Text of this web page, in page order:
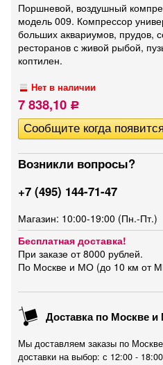
Поршневой, воздушный
модель 009. Компрессор
больших аквариумов, прудов,
ресторанов с живой рыбой,
коптилен.
Нет в наличии
7 838,10 Р
Возникли вопросы?
+7 (495) 144-71-47
Магазин: 10:00-19:00 (Пн.-Пт.)
Бесплатная доставка!
При заказе от 8000 рублей.
По Москве и МО (до 10 км от
Доставка по Москве
Мы доставляем заказы по
доставки на выбор: с 12:00 -